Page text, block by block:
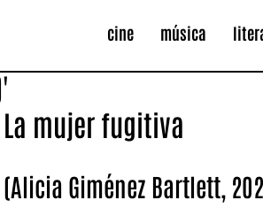
cine música
La mujer fugitiva
(Alicia Giménez Bartlett,